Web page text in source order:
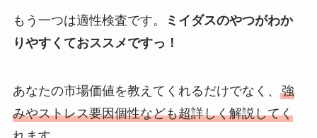
もう一つは適性検査です。
ミイダスのやつがわか
りやすくておススメですっ！
あなたの市場価値を教えてくれるだけでなく、 強
みやストレス要因個性なども超詳しく解説してく